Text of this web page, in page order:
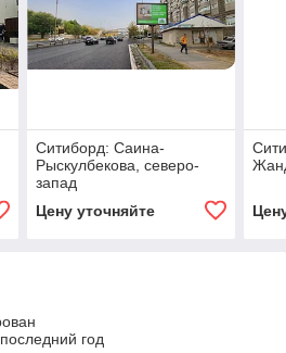
Ситиборд: Саина-
Рыскулбекова, северо-
запад
Цену уточняйте
год